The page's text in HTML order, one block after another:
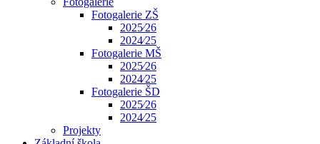
Fotogalerie ZŠ
2025⁄26
2024⁄25
Fotogalerie MŠ
2025⁄26
2024⁄25
Fotogalerie ŠD
2025⁄26
2024⁄25
Projekty